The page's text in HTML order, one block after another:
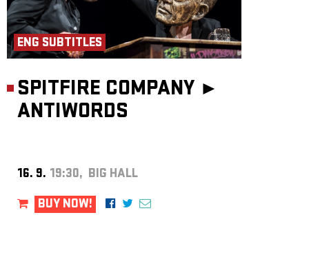
ENG SUBTITLES
SPITFIRE COMPANY ►
ANTIWORDS
16. 9. 19:30, BIG HALL
BUY NOW!